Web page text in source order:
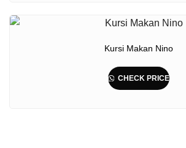
Kursi Makan Nino
CHECK PRICE